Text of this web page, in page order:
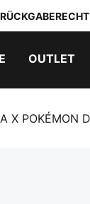
OUTLET
X POKÉMON